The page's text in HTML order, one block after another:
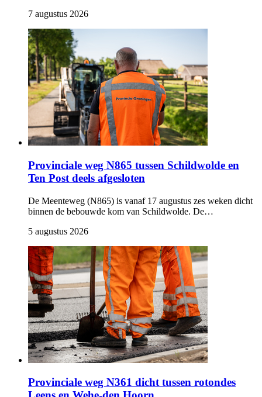
7 augustus 2026
Provinciale weg N865 tussen Schildwolde en
Ten Post deels afgesloten
De Meenteweg (N865) is vanaf 17 augustus zes weken dicht
binnen de bebouwde kom van Schildwolde. De…
5 augustus 2026
Provinciale weg N361 dicht tussen rotondes